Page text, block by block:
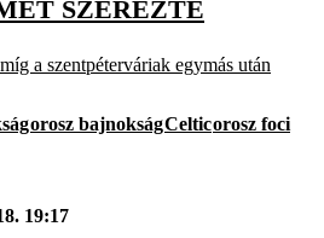
SZEREZTE
a szentpéterváriak egymás után
orosz bajnokságCelticorosz foci
19:17